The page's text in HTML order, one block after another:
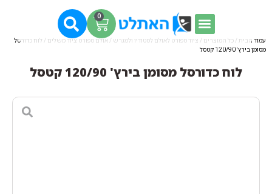
0
עמוד הבית / כל המוצרים / ציוד ספורט לאולם לסטודיו ולמגרש / אולם ספורט ציוד משלים / לוח כדורסל
מסומן בירץ' 120/90 קטסל
לוח כדורסל מסומן בירץ' 120/90 קטסל